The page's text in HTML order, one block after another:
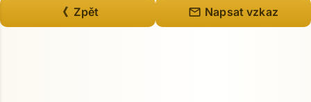
《 Zpět mail Napsat vzkaz